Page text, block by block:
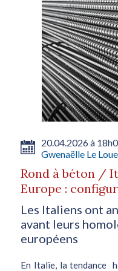
20.04.2026 à
Gwenaëlle Le
Rond à béton /
Europe :
Les Italiens ont
avant leurs
européens
En Italie, la tendance